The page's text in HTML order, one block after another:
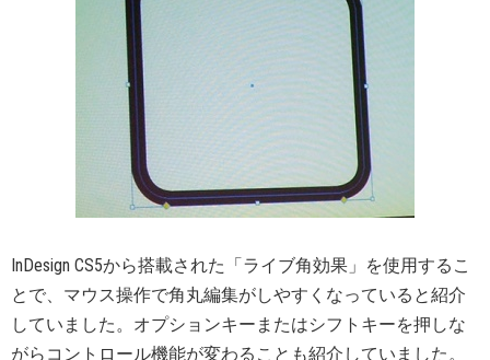
InDesign CS5から搭載された「ライブ角効果」を使用するこ
とで、マウス操作で角丸編集がしやすくなっていると紹介
していました。オプションキーまたはシフトキーを押しな
がらコントロール機能が変わることも紹介していました。